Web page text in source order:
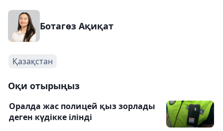
Ботагөз Ақиқат
Қазақстан
Оқи отырыңыз
Оралда жас полицей қыз зорлады
деген күдікке ілінді